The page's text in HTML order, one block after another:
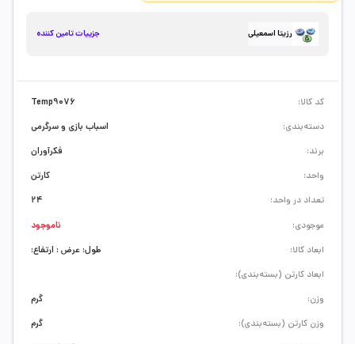
رزیتا اسمعیلی جزییات تامین کننده
ابعاد کالا:
طول: عرض : ارتفاع:
ابعاد کارتن (بسته‌بندی):
وزن:
گرم
وزن کارتن (بسته‌بندی):
گرم
کد کالا:
Temp9076
دسته‌بندی:
اسباب بازی و سرگرمی
برند:
فکرآوران
واحد:
کارتن
تعداد در واحد:
24
موجودی:
ناموجود